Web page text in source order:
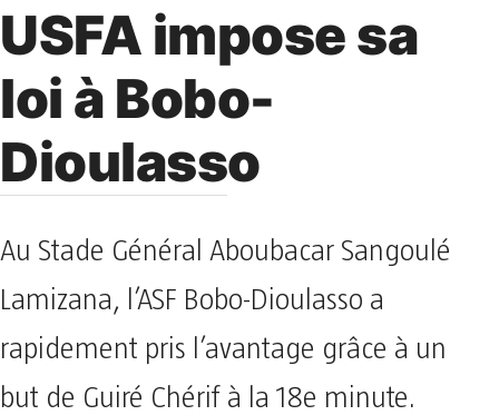
USFA impose sa
loi à Bobo-
Dioulasso
Au Stade Général Aboubacar Sangoulé
Lamizana, l’ASF Bobo-Dioulasso a
rapidement pris l’avantage grâce à un
but de Guiré Chérif à la 18e minute.